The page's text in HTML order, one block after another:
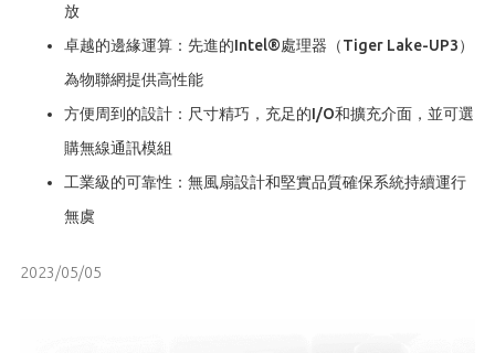
放
卓越的邊緣運算：先進的Intel®處理器（Tiger Lake-UP3）
為物聯網提供高性能
方便周到的設計：尺寸精巧，充足的I/O和擴充介面，並可選
購無線通訊模組
工業級的可靠性：無風扇設計和堅實品質確保系統持續運行
無虞
2023/05/05